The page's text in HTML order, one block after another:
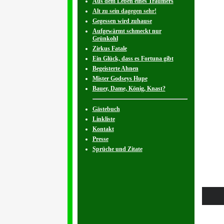
Alt zu sein dagegen sehr!
Gegessen wird zuhause
Aufgewärmt schmeckt nur
Grünkohl
Zirkus Fatale
Ein Glück, dass es Fortuna gibt
Begeisterte Ahnen
Mister Godseys Hupe
Bauer, Dame, König, Knast?
Gästebuch
Linkliste
Kontakt
Presse
Sprüche und Zitate